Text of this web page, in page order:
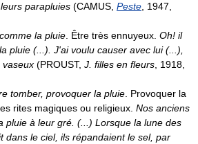
parapluies (CAMUS, Peste, 1947,
la pluie. Être très ennuyeux. Oh! il
pluie (...). J'ai voulu causer avec lui (...),
vaseux (PROUST, J. filles en fleurs, 1918,
tomber, provoquer la pluie. Provoquer la
rites magiques ou religieux. Nos anciens
pluie à leur gré. (...) Lorsque la lune des
dans le ciel, ils répandaient le sel, par